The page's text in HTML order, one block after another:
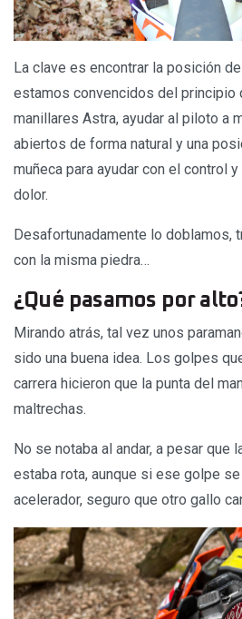
La clave es encontrar la posición
estamos convencidos del principio
manillares Astra, ayudar al piloto a
abiertos de forma natural y una
muñeca para ayudar con el control
dolor.
Desafortunadamente lo doblamos,
con la misma piedra…
¿Qué pasamos por
Mirando atrás, tal vez unos
sido una buena idea. Los golpes
carrera hicieron que la punta del
maltrechas.
No se notaba al andar, a pesar que
estaba rota, aunque si ese golpe
acelerador, seguro que otro gallo